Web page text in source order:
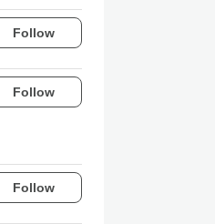
Follow
Follow
Follow